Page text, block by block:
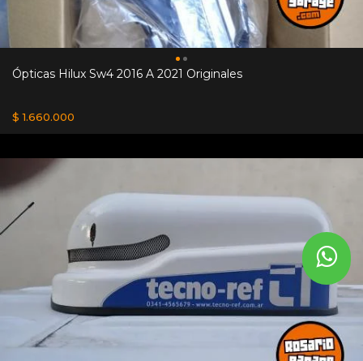
Ópticas Hilux Sw4 2016 A 2021 Originales
$ 1.660.000